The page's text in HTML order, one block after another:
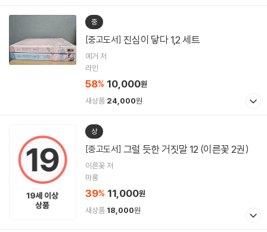
중
[중고도서] 진심이 닿다 1,2 세트
예거 저
라인
58% 10,000원
새상품 24,000원
상
[중고도서] 그럴 듯한 거짓말 12 (이른꽃 2권)
이른꽃 저
마롱
39% 11,000원
새상품 18,000원